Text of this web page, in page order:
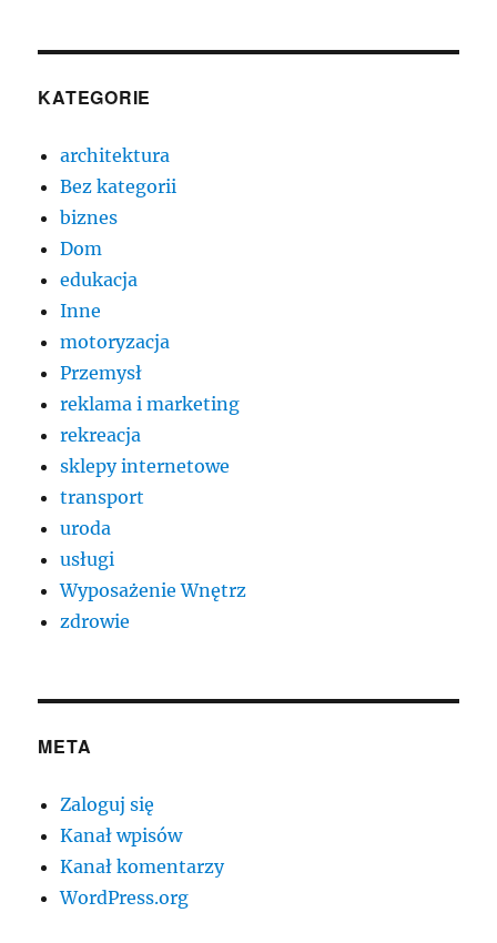
KATEGORIE
architektura
Bez kategorii
biznes
Dom
edukacja
Inne
motoryzacja
Przemysł
reklama i marketing
rekreacja
sklepy internetowe
transport
uroda
usługi
Wyposażenie Wnętrz
zdrowie
META
Zaloguj się
Kanał wpisów
Kanał komentarzy
WordPress.org